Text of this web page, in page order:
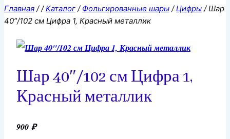
Главная / / Каталог / Фольгированные шары / Цифры / Шар
40″/102 см Цифра 1, Красный металлик
Шар 40″/102 см Цифра 1,
Красный металлик
900 ₽